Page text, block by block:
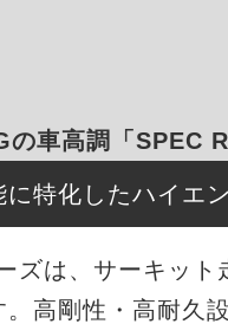
車高調「SPEC
に特化したハイエ
ズは、サーキッ
高剛性・高耐久